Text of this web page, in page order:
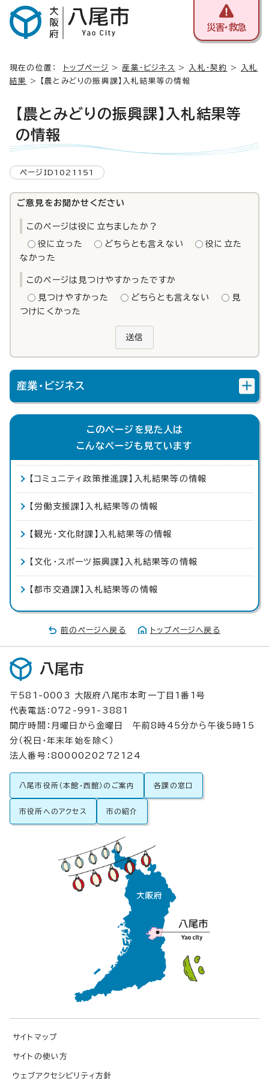
災害・救急
現在の位置： トップページ > 産業・ビジネス > 入札・契約 >
入札
結果
> 【農とみどりの振興課】入札結果等の情報
【農とみどりの振興課】入札結果等
の情報
ページID1021151
ご意見をお聞かせください
このページは役に立ちましたか？
役に立った どちらとも言えない
役に立た
なかった
このページは見つけやすかったですか
見つけやすかった どちらとも言えない
見
つけにくかった
送信
産業・ビジネス
このページを見た人は
こんなページも見ています
【コミュニティ政策推進課】入札結果等の情報
【労働支援課】入札結果等の情報
【観光・文化財課】入札結果等の情報
【文化・スポーツ振興課】入札結果等の情報
【都市交通課】入札結果等の情報
前のページへ戻る トップページへ戻る
八尾市
〒581-0003 大阪府八尾市本町一丁目1番1号
代表電話：072-991-3881
開庁時間：月曜日から金曜日 午前8時45分から午後5時15
分（祝日・年末年始を除く）
法人番号：8000020272124
八尾市役所（本館・西館）のご案内 各課の窓口
市役所へのアクセス 市の紹介
サイトマップ
サイトの使い方
ウェブアクセシビリティ方針